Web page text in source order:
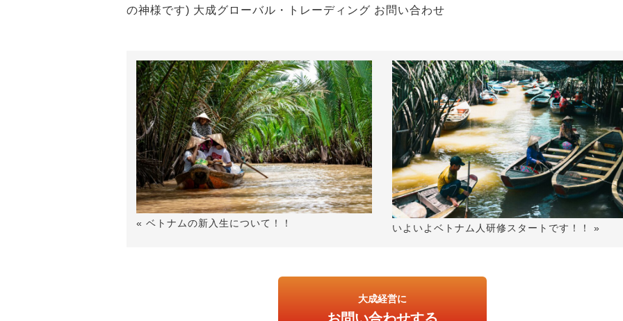
の神様です) 大成グローバル・トレーディング お問い合わせ
« ベトナムの新入生について！！ いよいよベトナム人研修スタートです！！ »
大成経営に